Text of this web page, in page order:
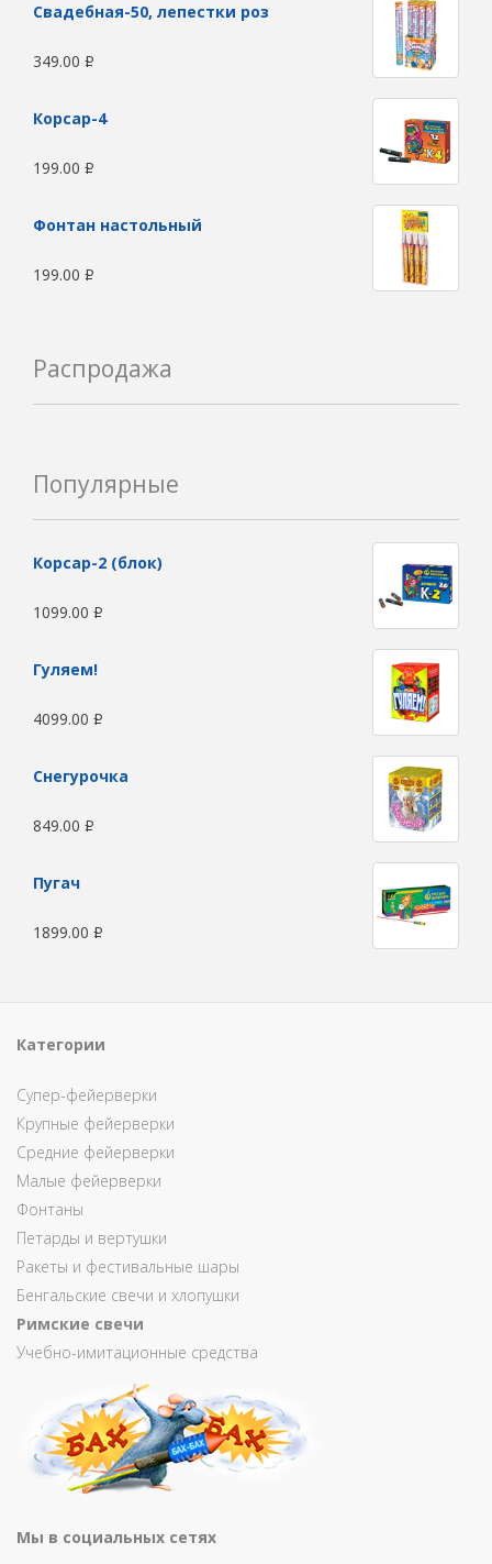
Свадебная-50, лепестки роз
349.00 Р
Корсар-4
199.00 Р
Фонтан настольный
199.00 Р
Распродажа
Популярные
Корсар-2 (блок)
1099.00 Р
Гуляем!
4099.00 Р
Снегурочка
849.00 Р
Пугач
1899.00 Р
Категории
Супер-фейерверки
Крупные фейерверки
Средние фейерверки
Малые фейерверки
Фонтаны
Петарды и вертушки
Ракеты и фестивальные шары
Бенгальские свечи и хлопушки
Римские свечи
Учебно-имитационные средства
Мы в социальных сетях